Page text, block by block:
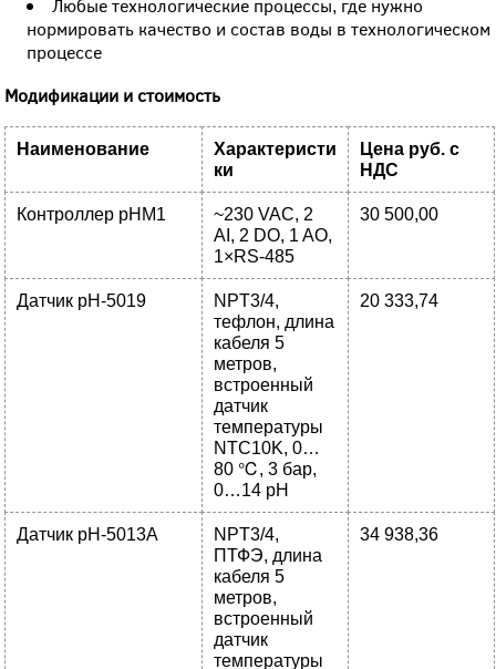
Любые технологические процессы, где нужно
нормировать качество и состав воды в технологическом
процессе
Модификации и стоимость
Наименование
Характеристи
ки
Цена руб. с
НДС
Контроллер pHM1
~230 VAC, 2
AI, 2 DO, 1 AO,
1×RS-485
30 500,00
Датчик pH-5019
NPT3/4,
тефлон, длина
кабеля 5
метров,
встроенный
датчик
температуры
NTC10K, 0…
80 ℃, 3 бар,
0…14 pH
20 333,74
Датчик pH-5013A
NPT3/4,
ПТФЭ, длина
кабеля 5
метров,
встроенный
датчик
температуры
34 938,36